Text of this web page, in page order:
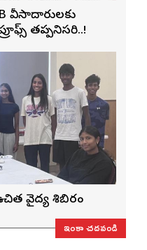
వీసాదారులకు
తప్పనిసరి..!
వైద్య శిబిరం
ఇంకా చదవండి